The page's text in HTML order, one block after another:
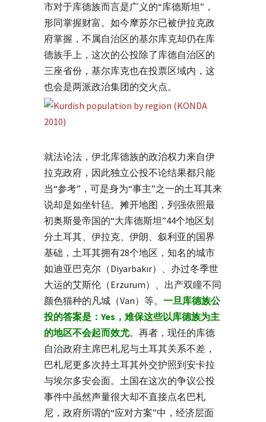
市对于库德族而言是广义的“库德斯坦”，
形同掌握财富。如今摩苏尔已被伊拉克政
府掌握，不属自治区的基尔库克却仍在库
德族手上，这次的公投除了库德自治区的
三座省份，基尔库克也在投票区域内，这
也会是两派政治集团的交火点。
就法论法，伊北库德族的政治权力来自伊
拉克政府，因此独立公投不论结果都只能
当“参考”，可是身为“事主”之一的土耳其来
说却是如坐针毡。摊开地图，列强依照最
初奥斯曼帝国的“大库德斯坦”44个地区划
分土耳其、伊拉克、伊朗、叙利亚的国界
基础，土耳其拥有28个地区，知名的城市
如迪亚巴克尔（Diyarbakır）、办过冬季世
大运的艾斯伦（Erzurum）、出产双瞳不同
颜色猫种的凡城（Van）等。 一旦库德族公
投的答案是：Yes，难保这些以库德族为主
的地区不会起而效尤。再者，现任的库德
自治政府主席巴札尼与土耳其关系不差，
巴札尼更多次持土耳其外交护照到安卡拉
与埃尔多安会面。土国在这次的争议公投
事件中虽然声量很大却不直接点名巴札
尼，政府所谓的“应对方案”中，经济层面